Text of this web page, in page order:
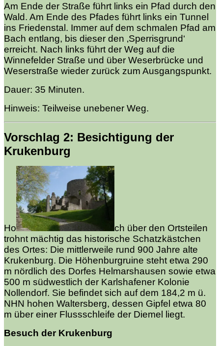
Am Ende der Straße führt links ein Pfad durch den
Wald. Am Ende des Pfades führt links ein Tunnel
ins Friedenstal. Immer auf dem schmalen Pfad am
Bach entlang, bis dieser den ‚Sperrisgrund‘
erreicht. Nach links führt der Weg auf die
Winnefelder Straße und über Weserbrücke und
Weserstraße wieder zurück zum Ausgangspunkt.
Dauer: 35 Minuten.
Hinweis: Teilweise unebener Weg.
Vorschlag 2: Besichtigung der
Krukenburg
Ho
ch über den Ortsteilen
trohnt mächtig das historische Schatzkästchen
des Ortes: Die mittlerweile rund 900 Jahre alte
Krukenburg. Die Höhenburgruine steht etwa 290
m nördlich des Dorfes Helmarshausen sowie etwa
500 m südwestlich der Karlshafener Kolonie
Nollendorf. Sie befindet sich auf dem 184,2 m ü.
NHN hohen Waltersberg, dessen Gipfel etwa 80
m über einer Flussschleife der Diemel liegt.
Besuch der Krukenburg